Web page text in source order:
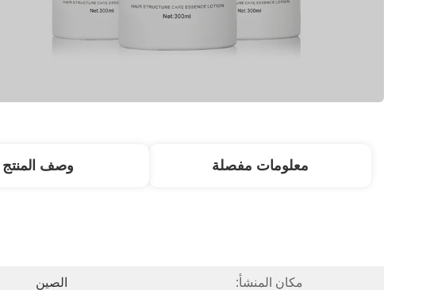
معلومات مفصلة وصف المنتج
مكان المنشأ: الصين